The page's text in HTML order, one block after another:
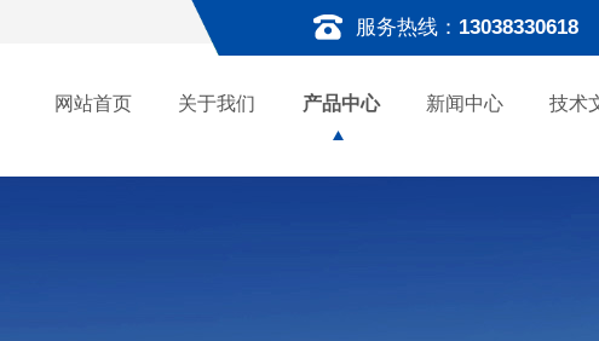
服务热线： 13038330618
网站首页 关于我们 产品中心 新闻中心 技术